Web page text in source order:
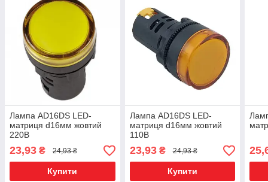
Лампа AD16DS LED-
матриця d16мм жовтий
220В
23,93 ₴ 24,93 ₴
Купити
Лампа AD16DS LED-
матриця d16мм жовтий
110В
23,93₴ 24,93 ₴
Купити